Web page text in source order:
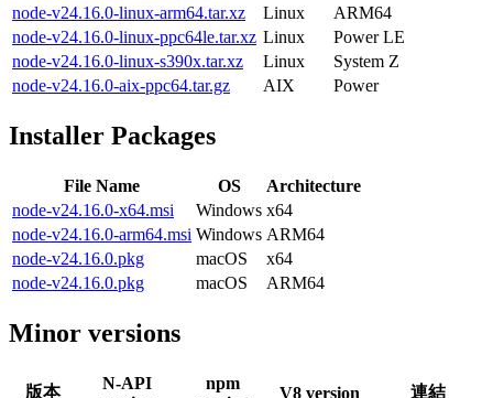
node-v24.16.0-linux-arm64.tar.xz
Linux
ARM64
node-v24.16.0-linux-ppc64le.tar.xz Linux
Power LE
node-v24.16.0-linux-s390x.tar.xz
Linux
System Z
node-v24.16.0-aix-ppc64.tar.gz
AIX Power
Installer Packages
File Name OS
Architecture
node-v24.16.0-x64.msi
Windows x64
node-v24.16.0-arm64.msi Windows ARM64
node-v24.16.0.pkg
macOS
x64
node-v24.16.0.pkg
macOS ARM64
Minor versions
版本
N-API
npm
V8 version 連結